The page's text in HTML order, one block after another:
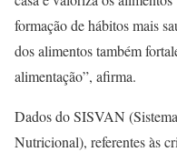
formação de hábitos mais
dos alimentos também
alimentação”, afirma.
Dados do SISVAN
Nutricional), referentes às